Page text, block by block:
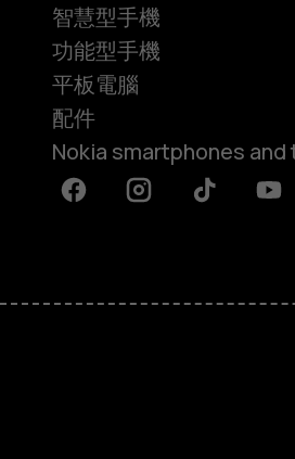
智慧型手機
功能型手機
平板電腦
配件
Nokia smartphones
FacebookInstagramTiktok